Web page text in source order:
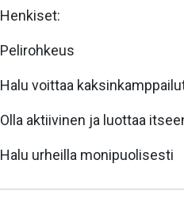
Henkiset:
Pelirohkeus
Halu voittaa
Olla aktiivinen ja luottaa
Halu urheilla monipuolisesti